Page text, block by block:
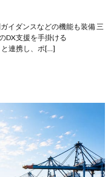
イダンスなどの機能も装備 三
DX支援を手掛ける
連携し、ポ[…]